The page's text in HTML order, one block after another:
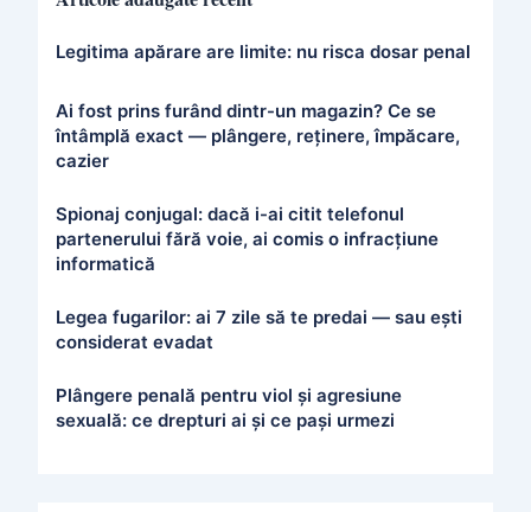
Legitima apărare are limite: nu risca dosar penal
Ai fost prins furând dintr-un magazin? Ce se
întâmplă exact — plângere, reținere, împăcare,
cazier
Spionaj conjugal: dacă i-ai citit telefonul
partenerului fără voie, ai comis o infracțiune
informatică
Legea fugarilor: ai 7 zile să te predai — sau ești
considerat evadat
Plângere penală pentru viol și agresiune
sexuală: ce drepturi ai și ce pași urmezi